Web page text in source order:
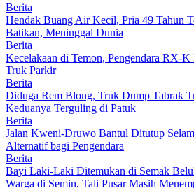
Berita
Hendak Buang Air Kecil, Pria 49 Tahun
Batikan, Meninggal Dunia
Berita
Kecelakaan di Temon, Pengendara RX-
Truk Parkir
Berita
Diduga Rem Blong, Truk Dump Tabrak
Keduanya Terguling di Patuk
Berita
Jalan Kweni-Druwo Bantul Ditutup
Alternatif bagi Pengendara
Berita
Bayi Laki-Laki Ditemukan di Semak
Warga di Semin, Tali Pusar Masih